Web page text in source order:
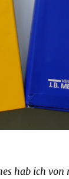
hab ich von